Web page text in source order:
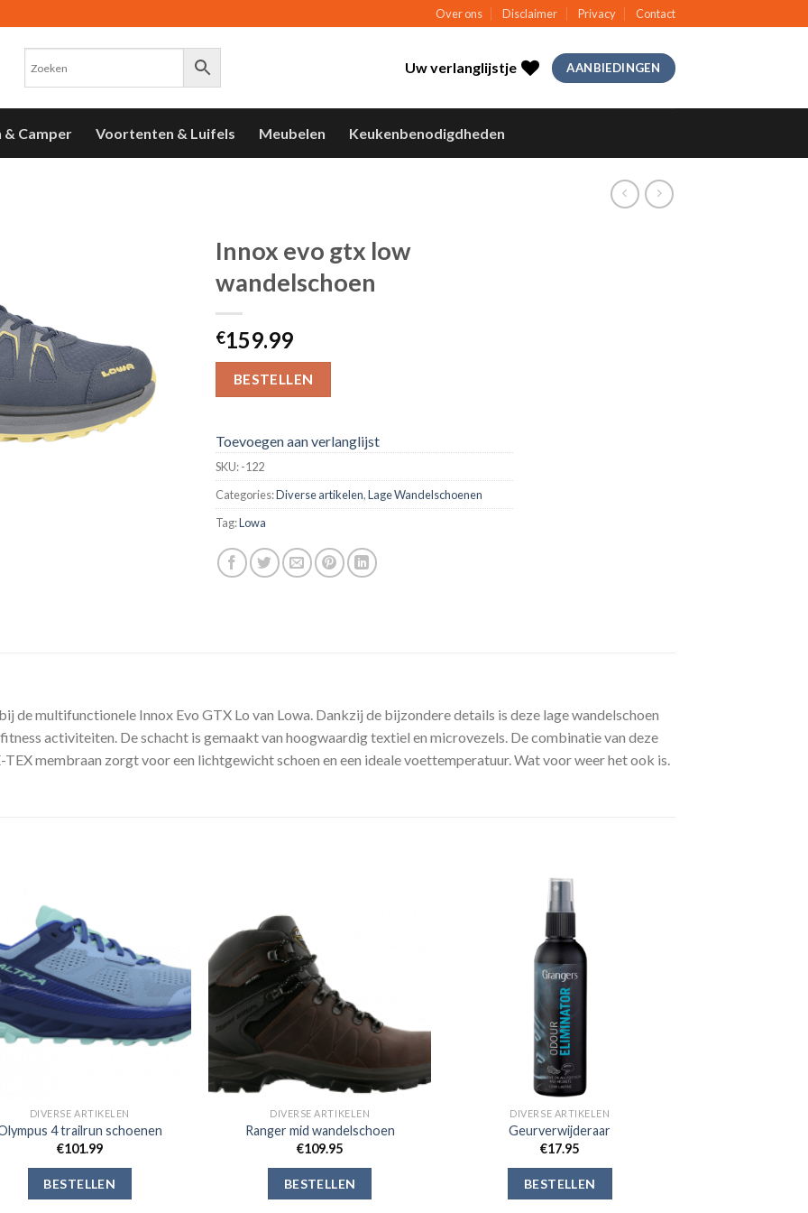
Over ons Disclaimer Privacy Contact
Uw verlanglijstje AANBIEDINGEN
& Camper Voortenten & Luifels Meubelen Keukenbenodigdheden
Innox evo gtx low
wandelschoen
€159.99
BESTELLEN
Toevoegen aan verlanglijst
SKU:-122
Categories:Diverse artikelen,Lage Wandelschoenen
Tag:Lowa
de multifunctionele Innox Evo GTX Lo van Lowa. Dankzij de bijzondere details is deze lage wandelschoen
activiteiten. De schacht is gemaakt van hoogwaardig textiel en microvezels. De combinatie van deze
membraan zorgt voor een lichtgewicht schoen en een ideale voettemperatuur. Wat voor weer het ook is.
verlanglijst
DIVERSE ARTIKELEN
4 trailrun schoenen
€101.99
BESTELLEN
DIVERSE ARTIKELEN
Ranger mid wandelschoen
€109.95
BESTELLEN
DIVERSE ARTIKELEN
Geurverwijderaar
€17.95
BESTELLEN